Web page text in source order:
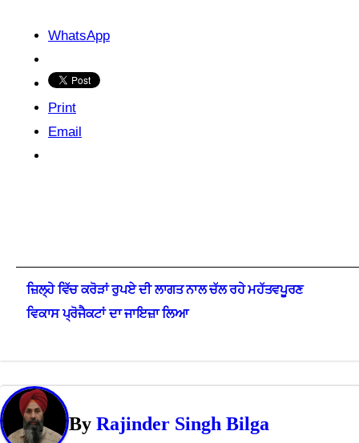
WhatsApp
Print
Email
Post
navigation
ਜ਼ਿਲ੍ਹੇ ਵਿੱਚ ਕਰੋੜਾਂ ਰੁਪਏ ਦੀ ਲਾਗਤ ਨਾਲ ਚੱਲ ਰਹੇ ਮਹੱਤਵਪੂਰਣ
ਵਿਕਾਸ ਪ੍ਰੋਜੈਕਟਾਂ ਦਾ ਜਾਇਜ਼ਾ ਲਿਆ
By Rajinder Singh Bilga